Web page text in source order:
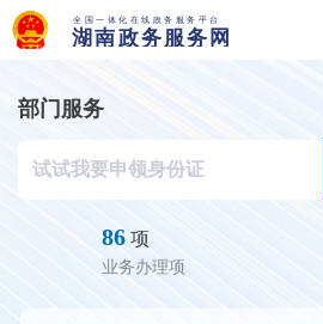
部门服务
86 项
业务办理项